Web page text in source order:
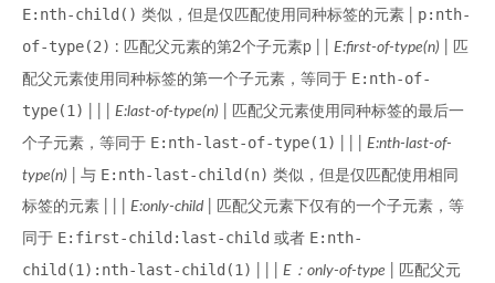
E:nth-child() 类似，但是仅匹配使用同种标签的元素 | p:nth-
of-type(2) : 匹配父元素的第2个子元素p | | E:first-of-type(n) | 匹
配父元素使用同种标签的第一个子元素，等同于 E:nth-of-
type(1)
E:last-of-type(n) | 匹配父元素使用同种标签的最后一
个子元素，等同于 E:nth-last-of-type(1) E:nth-last-of-
type(n) | 与 E:nth-last-child(n) 类似，但是仅匹配使用相同
标签的元素 | | | E:only-child | 匹配父元素下仅有的一个子元素，等
同于 E:first-child:last-child 或者 E:nth-
child(1):nth-last-child(1)
E：only-of-type | 匹配父元